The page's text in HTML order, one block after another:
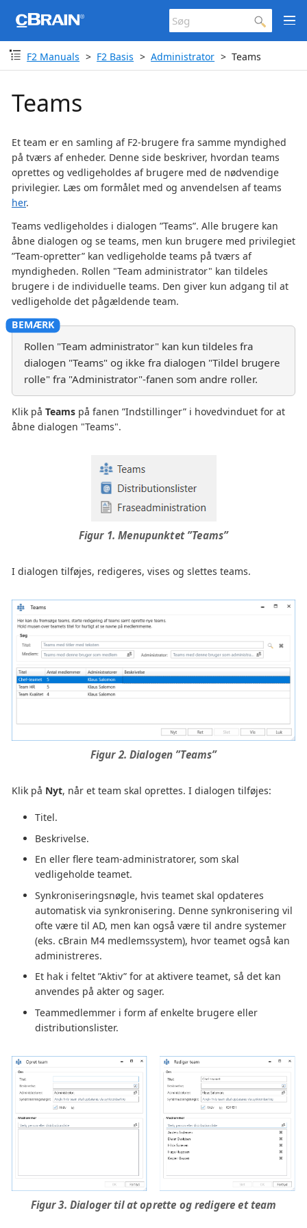
F2 Manuals F2 Basis Administrator Teams
Teams
Et team er en samling af F2-brugere fra samme myndighed
på tværs af enheder. Denne side beskriver, hvordan teams
oprettes og vedligeholdes af brugere med de nødvendige
privilegier. Læs om formålet med og anvendelsen af teams
her.
Teams vedligeholdes i dialogen ”Teams”. Alle brugere kan
åbne dialogen og se teams, men kun brugere med privilegiet
”Team-opretter” kan vedligeholde teams på tværs af
myndigheden. Rollen "Team administrator" kan tildeles
brugere i de individuelle teams. Den giver kun adgang til at
vedligeholde det pågældende team.
Rollen "Team administrator" kan kun tildeles fra
dialogen "Teams" og ikke fra dialogen "Tildel brugere
rolle" fra "Administrator"-fanen som andre roller.
Klik på Teams på fanen ”Indstillinger” i hovedvinduet for at
åbne dialogen "Teams".
Figur 1. Menupunktet ”Teams”
I dialogen tilføjes, redigeres, vises og slettes teams.
Figur 2. Dialogen ”Teams”
Klik på Nyt, når et team skal oprettes. I dialogen tilføjes:
Titel.
Beskrivelse.
En eller flere team-administratorer, som skal
vedligeholde teamet.
Synkroniseringsnøgle, hvis teamet skal opdateres
automatisk via synkronisering. Denne synkronisering vil
ofte være til AD, men kan også være til andre systemer
(eks. cBrain M4 medlemssystem), hvor teamet også kan
administreres.
Et hak i feltet ”Aktiv” for at aktivere teamet, så det kan
anvendes på akter og sager.
Teammedlemmer i form af enkelte brugere eller
distributionslister.
Figur 3. Dialoger til at oprette og redigere et team